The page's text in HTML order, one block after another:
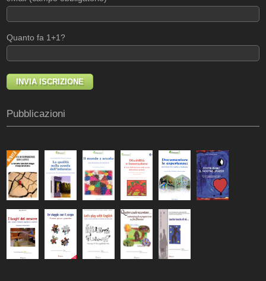
Quanto fa 1+1?
Pubblicazioni